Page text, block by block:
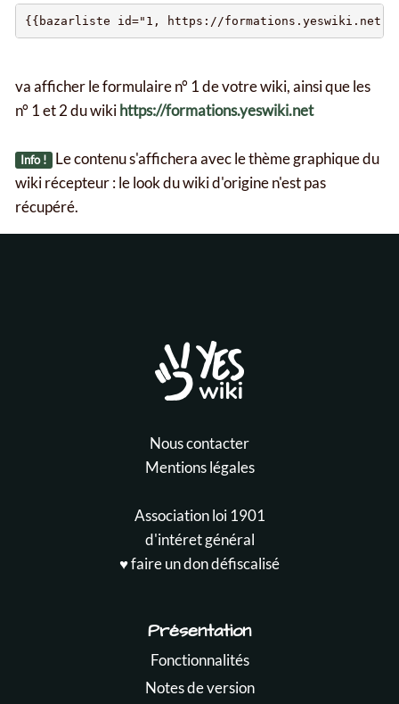
va afficher le formulaire n° 1 de votre wiki, ainsi que les
n° 1 et 2 du wikihttps://formations.yeswiki.net
Info ! Le contenu s'affichera avec le thème graphique du
wiki récepteur : le look du wiki d'origine n'est pas
récupéré.
Nous contacter
Mentions légales
Association loi 1901
d'intéret général
♥️ faire un don défiscalisé
Présentation
Fonctionnalités
Notes de version